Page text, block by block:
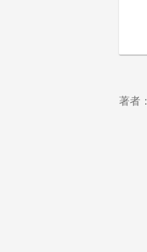
著者：